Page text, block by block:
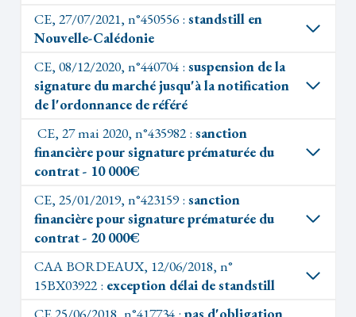
CE, 27/07/2021, n°450556 : standstill en
Nouvelle-Calédonie
CE, 08/12/2020, n°440704 : suspension de la
signature du marché jusqu'à la notification
de l'ordonnance de référé
CE, 27 mai 2020, n°435982 : sanction
financière pour signature prématurée du
contrat - 10 000€
CE, 25/01/2019, n°423159 : sanction
financière pour signature prématurée du
contrat - 20 000€
CAA BORDEAUX, 12/06/2018, n°
15BX03922 : exception délai de standstill